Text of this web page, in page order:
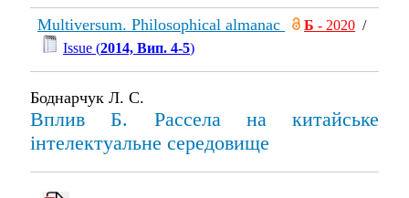
Multiversum. Philosophical almanac Б - 2020 /
Issue (2014, Вип. 4-5)
Боднарчук Л. С.
Вплив Б. Рассела на китайське
інтелектуальне середовище